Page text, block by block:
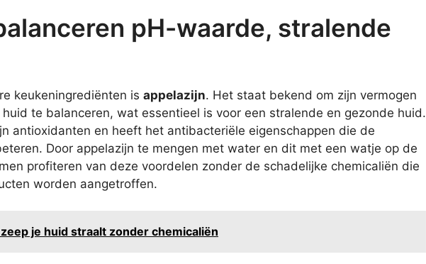
pH-waarde, stralende
keukeningrediënten is appelazijn. Het staat bekend om zijn vermogen
te balanceren, wat essentieel is voor een stralende en gezonde huid.
antioxidanten en heeft het antibacteriële eigenschappen die de
Door appelazijn te mengen met water en dit met een watje op de
profiteren van deze voordelen zonder de schadelijke chemicaliën die
worden aangetroffen.
je huid straalt zonder chemicaliën